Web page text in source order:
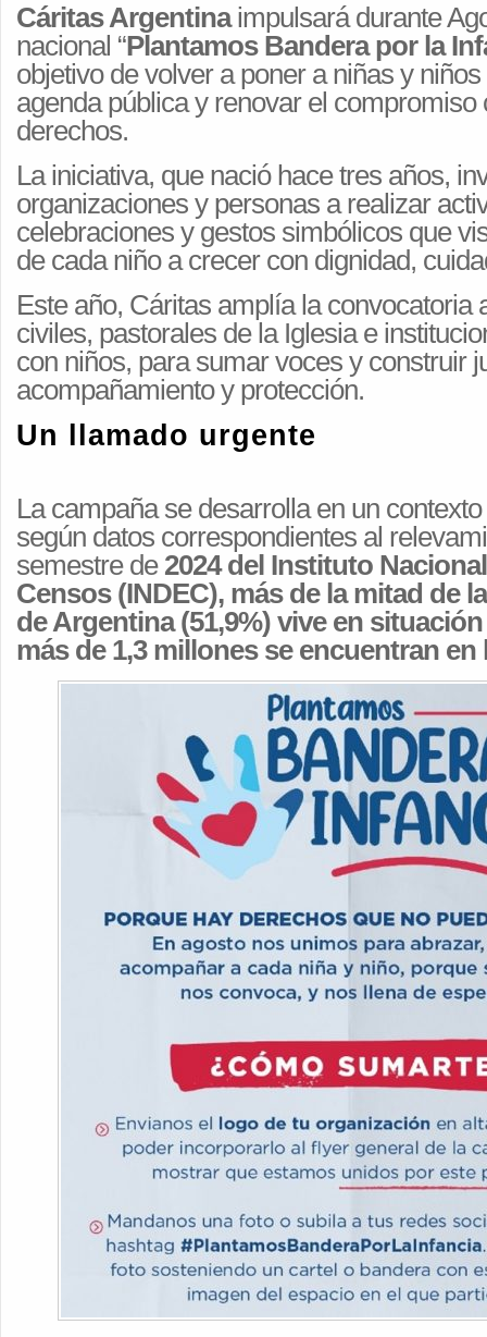
Cáritas Argentinaimpulsará durante
nacional “Plantamos Bandera por la
objetivo de volver a poner a niñas y
agenda pública y renovar el compromiso
derechos.
La iniciativa, que nació hace tres años,
organizaciones y personas a realizar
celebraciones y gestos simbólicos que
de cada niño a crecer con dignidad,
Este año, Cáritas amplía la convocatoria
civiles, pastorales de la Iglesia e
con niños, para sumar voces y construir
acompañamiento y protección.
Un llamado urgente
La campaña se desarrolla en un
según datos correspondientes al
semestre de 2024 del Instituto
Censos (INDEC), más de la mitad de
de Argentina (51,9%) vive en
más de 1,3 millones se encuentran en